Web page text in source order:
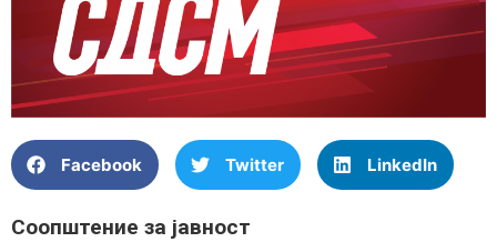
Facebook Twitter LinkedIn
Соопштение за јавност